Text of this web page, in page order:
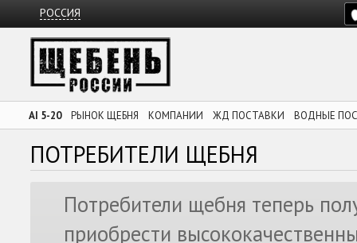
РОССИЯ
AI 5-20 РЫНОК ЩЕБНЯ КОМПАНИИ ЖД ПОСТАВКИ ВОДНЫЕ
ПОТРЕБИТЕЛИ ЩЕБНЯ
Потребители щебня теперь
приобрести